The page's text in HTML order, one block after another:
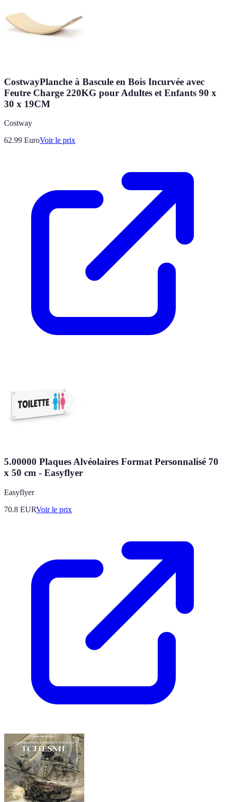
CostwayPlanche à Bascule en Bois Incurvée avec
Feutre Charge 220KG pour Adultes et Enfants 90 x
30 x 19CM
Costway
62.99 EuroVoir le prix
5.00000 Plaques Alvéolaires Format Personnalisé 70
x 50 cm - Easyflyer
Easyflyer
70.8 EURVoir le prix